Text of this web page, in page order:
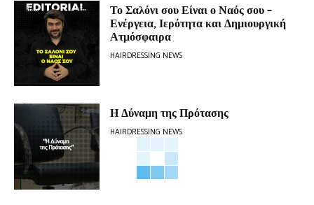
Το Σαλόνι σου Είναι ο Ναός σου –
Ενέργεια, Ιερότητα και Δημιουργική
Ατμόσφαιρα
HAIRDRESSING NEWS
Η Δύναμη της Πρότασης
HAIRDRESSING NEWS